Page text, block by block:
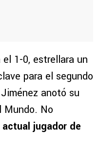
1-0, estrellara un
para el segundo
anotó su
Mundo. No
jugador de